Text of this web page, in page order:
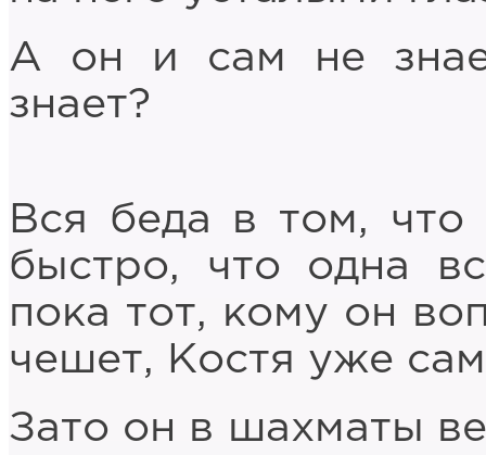
А он и сам не
знает?
Вся беда в том, что
быстро, что одна
пока тот, кому он
чешет, Костя уже
Зато он в шахматы